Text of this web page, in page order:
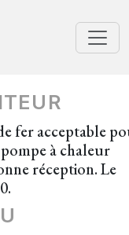
fer acceptable
à chaleur
réception. Le